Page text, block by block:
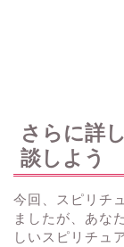
さらに詳
談しよう
今回、スピリチ
ましたが、あな
しいスピリチュ